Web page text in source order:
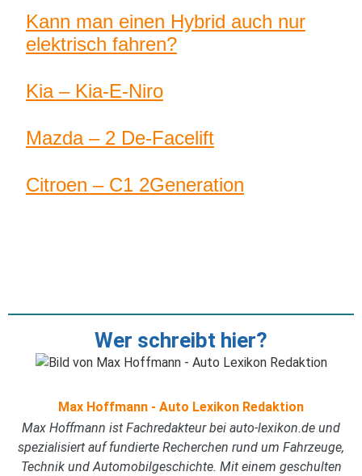
Kann man einen Hybrid auch nur
elektrisch fahren?
Kia – Kia-E-Niro
Mazda – 2 De-Facelift
Citroen – C1 2Generation
Wer schreibt hier?
Max Hoffmann - Auto Lexikon Redaktion
Max Hoffmann ist Fachredakteur bei auto-lexikon.de und
spezialisiert auf fundierte Recherchen rund um Fahrzeuge,
Technik und Automobilgeschichte. Mit einem geschulten